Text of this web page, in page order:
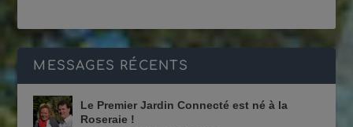
MESSAGES RÉCENTS
Le Premier Jardin Connecté est né à la
Roseraie !